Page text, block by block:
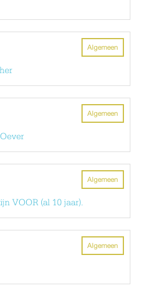
Algemeen
Algemeen
Algemeen
VOOR (al 10 jaar).
Algemeen